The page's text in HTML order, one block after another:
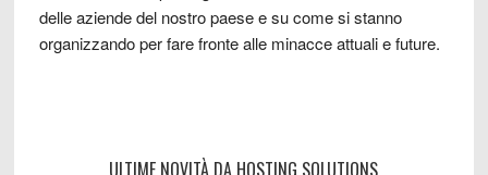
delle aziende del nostro paese e su come si stanno
organizzando per fare fronte alle minacce attuali e future.